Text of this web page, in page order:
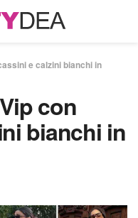
e calzini bianchi in
con
bianchi in